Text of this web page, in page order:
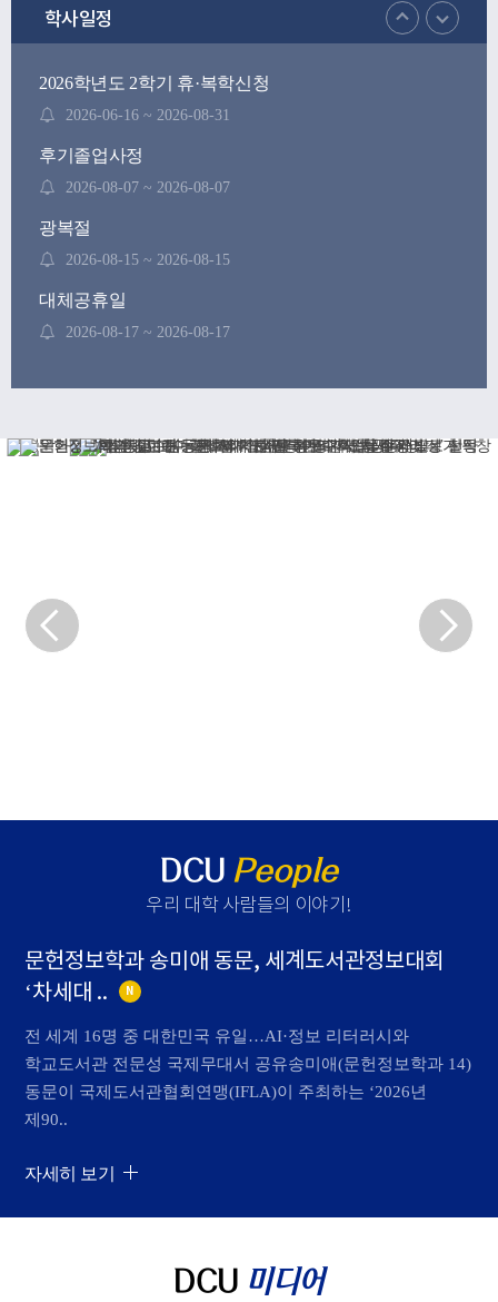
학사일정
2026학년도 2학기 휴·복학신청
2026-06-16 ~ 2026-08-31
후기졸업사정
2026-08-07 ~ 2026-08-07
광복절
2026-08-15 ~ 2026-08-15
대체공휴일
2026-08-17 ~ 2026-08-17
DCU People
우리 대학 사람들의 이야기 !
문헌정보학과 송미애 동문, 세계도서관정보대회
‘차세대 ..
N
전 세계 16명 중 대한민국 유일…AI·정보 리터러시와
학교도서관 전문성 국제무대서 공유송미애(문헌정보학과 14)
동문이 국제도서관협회연맹(IFLA)이 주최하는 ‘2026년
제90..
자세히 보기
DCU 미디어